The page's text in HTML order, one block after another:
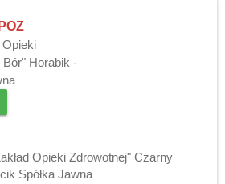
Opieki
Horabik -
Opieki Zdrowotnej" Czarny
Spółka Jawna